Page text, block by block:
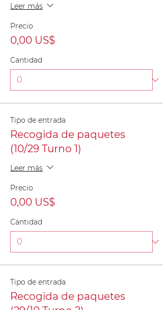
Leer más
Precio
0,00 US$
Cantidad
Tipo de entrada
Recogida de paquetes
(10/29 Turno 1)
Leer más
Precio
0,00 US$
Cantidad
Tipo de entrada
Recogida de paquetes